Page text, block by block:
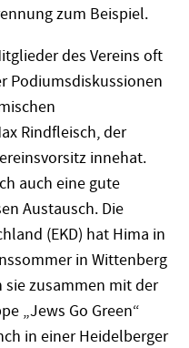
zum Beispiel.
des Vereins oft
Podiumsdiskussionen
Rindfleisch, der
innehat.
auch eine gute
Austausch. Die
(EKD) hat Hima in
in Wittenberg
zusammen mit der
„Jews Go Green“
in einer Heidelberger